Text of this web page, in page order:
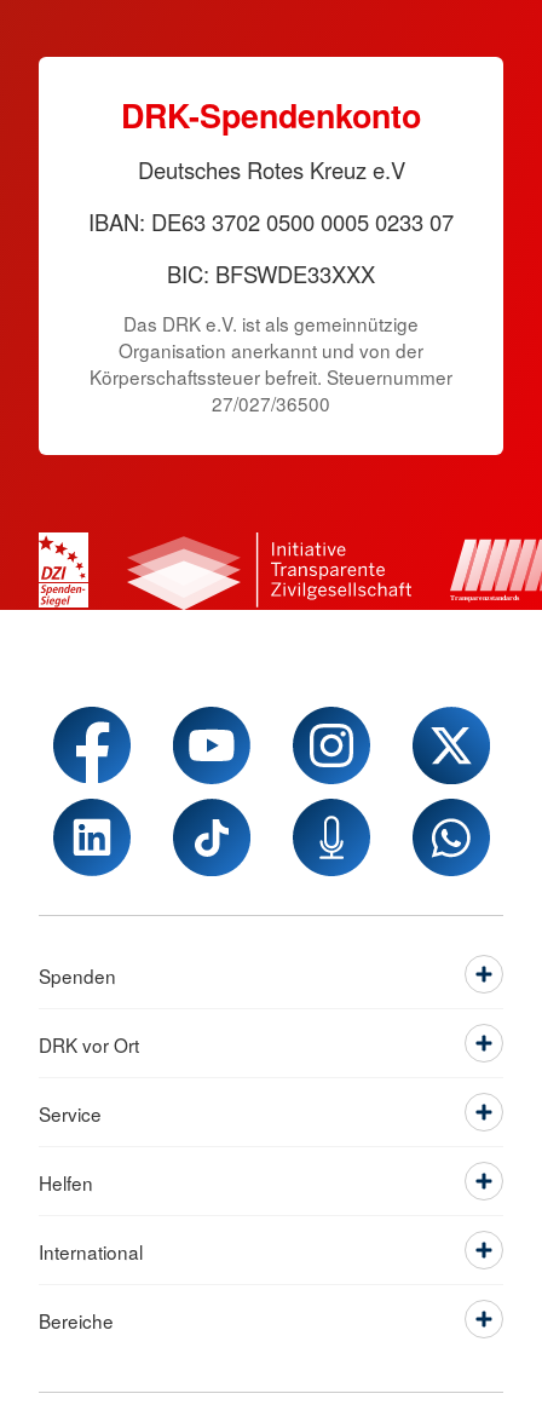
DRK-Spendenkonto
Deutsches Rotes Kreuz e.V
IBAN: DE63 3702 0500 0005 0233 07
BIC: BFSWDE33XXX
Das DRK e.V. ist als gemeinnützige
Organisation anerkannt und von der
Körperschaftssteuer befreit. Steuernummer
27/027/36500
Spenden
DRK vor Ort
Service
Helfen
International
Bereiche